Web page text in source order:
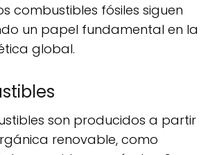
combustibles fósiles siguen
un papel fundamental en la
global.
renovable, como